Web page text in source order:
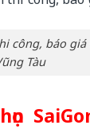
công, báo
Tàu